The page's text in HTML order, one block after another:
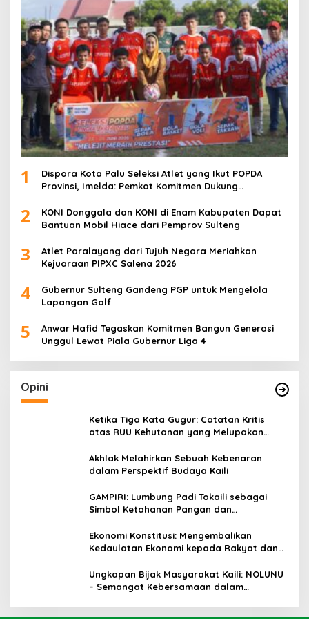
1
Dispora Kota Palu Seleksi Atlet yang Ikut POPDA
Provinsi, Imelda: Pemkot Komitmen Dukung
2
KONI Donggala dan KONI di Enam Kabupaten Dapat
Bantuan Mobil Hiace dari Pemprov Sulteng
3
Atlet Paralayang dari Tujuh Negara Meriahkan
Kejuaraan PIPXC Salena 2026
4
Gubernur Sulteng Gandeng PGP untuk Mengelola
Lapangan Golf
5
Anwar Hafid Tegaskan Komitmen Bangun Generasi
Unggul Lewat Piala Gubernur Liga 4
Opini
Ketika Tiga Kata Gugur: Catatan Kritis
atas RUU Kehutanan yang Melupakan
Akhlak Melahirkan Sebuah Kebenaran
dalam Perspektif Budaya Kaili
GAMPIRI: Lumbung Padi Tokaili sebagai
Simbol Ketahanan Pangan dan
Ekonomi Konstitusi: Mengembalikan
Kedaulatan Ekonomi kepada Rakyat dan
Ungkapan Bijak Masyarakat Kaili: NOLUNU
– Semangat Kebersamaan dalam